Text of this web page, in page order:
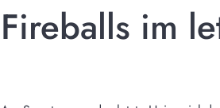
Fireballs im